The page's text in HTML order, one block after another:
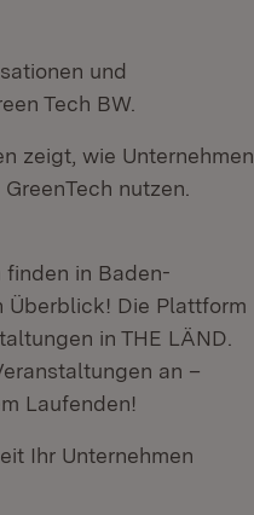
und
Tech BW.
zeigt, wie Unternehmen
nutzen.
finden in Baden-
Überblick! Die Plattform
in THE LÄND.
an –
Laufenden!
Ihr Unternehmen